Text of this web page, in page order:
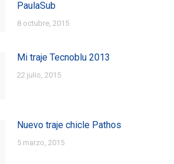
PaulaSub
8 octubre, 2015
Mi traje Tecnoblu 2013
22 julio, 2015
Nuevo traje chicle Pathos
5 marzo, 2015